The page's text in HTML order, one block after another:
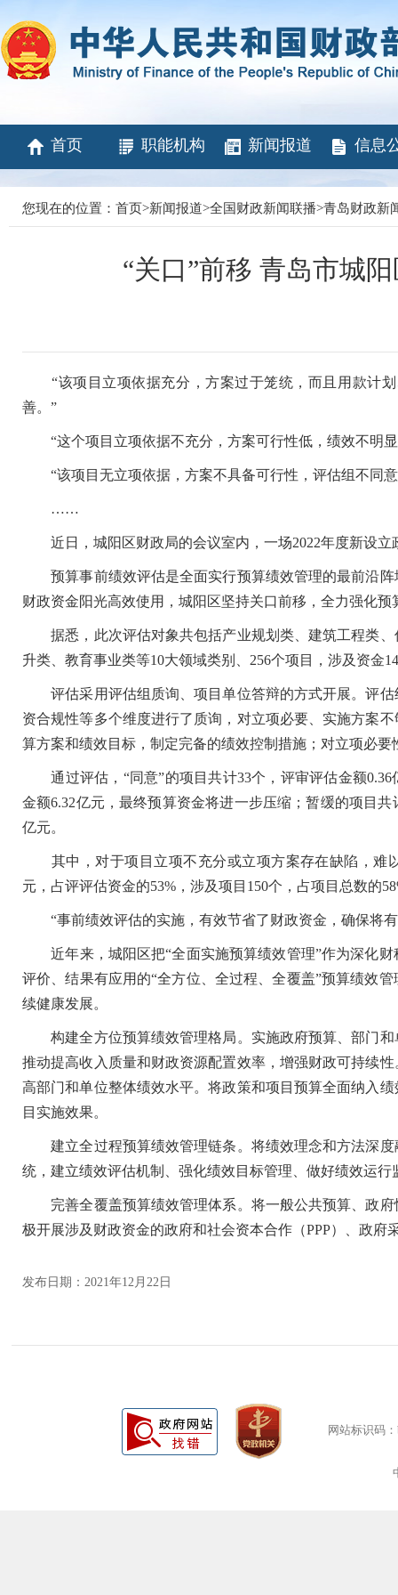
首页 职能机构 新闻报道 信息
您现在的位置： 首页>新闻报道>全国财政新闻联播>青岛财政新
“关口”前移 青岛市城
“该项目立项依据充分，方案过于笼统，而且用款计划
善。”
“这个项目立项依据不充分，方案可行性低，绩效不明
“该项目无立项依据，方案不具备可行性，评估组不同意
……
近日，城阳区财政局的会议室内，一场2022年度新设立
预算事前绩效评估是全面实行预算绩效管理的最前沿阵
财政资金阳光高效使用，城阳区坚持关口前移，全力强化
据悉，此次评估对象共包括产业规划类、建筑工程类、
升类、教育事业类等10大领域类别、256个项目，涉及资金
评估采用评估组质询、项目单位答辩的方式开展。评估
资合规性等多个维度进行了质询，对立项必要、实施方案
算方案和绩效目标，制定完备的绩效控制措施；对立项必
通过评估，“同意”的项目共计33个，评审评估金额0.36
金额6.32亿元，最终预算资金将进一步压缩；暂缓的项目
亿元。
其中，对于项目立项不充分或立项方案存在缺陷，难
元，占评评估资金的53%，涉及项目150个，占项目总数的
“事前绩效评估的实施，有效节省了财政资金，确保将有
近年来，城阳区把“全面实施预算绩效管理”作为深化财
评价、结果有应用的“全方位、全过程、全覆盖”预算绩效
续健康发展。
构建全方位预算绩效管理格局。实施政府预算、部门和
推动提高收入质量和财政资源配置效率，增强财政可持续
高部门和单位整体绩效水平。将政策和项目预算全面纳入
目实施效果。
建立全过程预算绩效管理链条。将绩效理念和方法深度
统，建立绩效评估机制、强化绩效目标管理、做好绩效运
完善全覆盖预算绩效管理体系。将一般公共预算、政府
极开展涉及财政资金的政府和社会资本合作（PPP）、政
发布日期：2021年12月22日
网站标识码